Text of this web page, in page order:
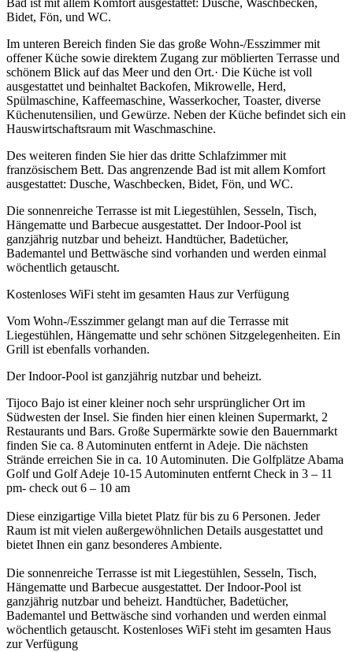
Bad ist mit allem Komfort ausgestattet: Dusche, Waschbecken,
Bidet, Fön, und WC.
Im unteren Bereich finden Sie das große Wohn-/Esszimmer mit
offener Küche sowie direktem Zugang zur möblierten Terrasse und
schönem Blick auf das Meer und den Ort.· Die Küche ist voll
ausgestattet und beinhaltet Backofen, Mikrowelle, Herd,
Spülmaschine, Kaffeemaschine, Wasserkocher, Toaster, diverse
Küchenutensilien, und Gewürze. Neben der Küche befindet sich ein
Hauswirtschaftsraum mit Waschmaschine.
Des weiteren finden Sie hier das dritte Schlafzimmer mit
französischem Bett. Das angrenzende Bad ist mit allem Komfort
ausgestattet: Dusche, Waschbecken, Bidet, Fön, und WC.
Die sonnenreiche Terrasse ist mit Liegestühlen, Sesseln, Tisch,
Hängematte und Barbecue ausgestattet. Der Indoor-Pool ist
ganzjährig nutzbar und beheizt. Handtücher, Badetücher,
Bademantel und Bettwäsche sind vorhanden und werden einmal
wöchentlich getauscht.
Kostenloses WiFi steht im gesamten Haus zur Verfügung
Vom Wohn-/Esszimmer gelangt man auf die Terrasse mit
Liegestühlen, Hängematte und sehr schönen Sitzgelegenheiten. Ein
Grill ist ebenfalls vorhanden.
Der Indoor-Pool ist ganzjährig nutzbar und beheizt.
Tijoco Bajo ist einer kleiner noch sehr ursprünglicher Ort im
Südwesten der Insel. Sie finden hier einen kleinen Supermarkt, 2
Restaurants und Bars. Große Supermärkte sowie den Bauernmarkt
finden Sie ca. 8 Autominuten entfernt in Adeje. Die nächsten
Strände erreichen Sie in ca. 10 Autominuten. Die Golfplätze Abama
Golf und Golf Adeje 10-15 Autominuten entfernt Check in 3 – 11
pm- check out 6 – 10 am
Diese einzigartige Villa bietet Platz für bis zu 6 Personen. Jeder
Raum ist mit vielen außergewöhnlichen Details ausgestattet und
bietet Ihnen ein ganz besonderes Ambiente.
Die sonnenreiche Terrasse ist mit Liegestühlen, Sesseln, Tisch,
Hängematte und Barbecue ausgestattet. Der Indoor-Pool ist
ganzjährig nutzbar und beheizt. Handtücher, Badetücher,
Bademantel und Bettwäsche sind vorhanden und werden einmal
wöchentlich getauscht. Kostenloses WiFi steht im gesamten Haus
zur Verfügung